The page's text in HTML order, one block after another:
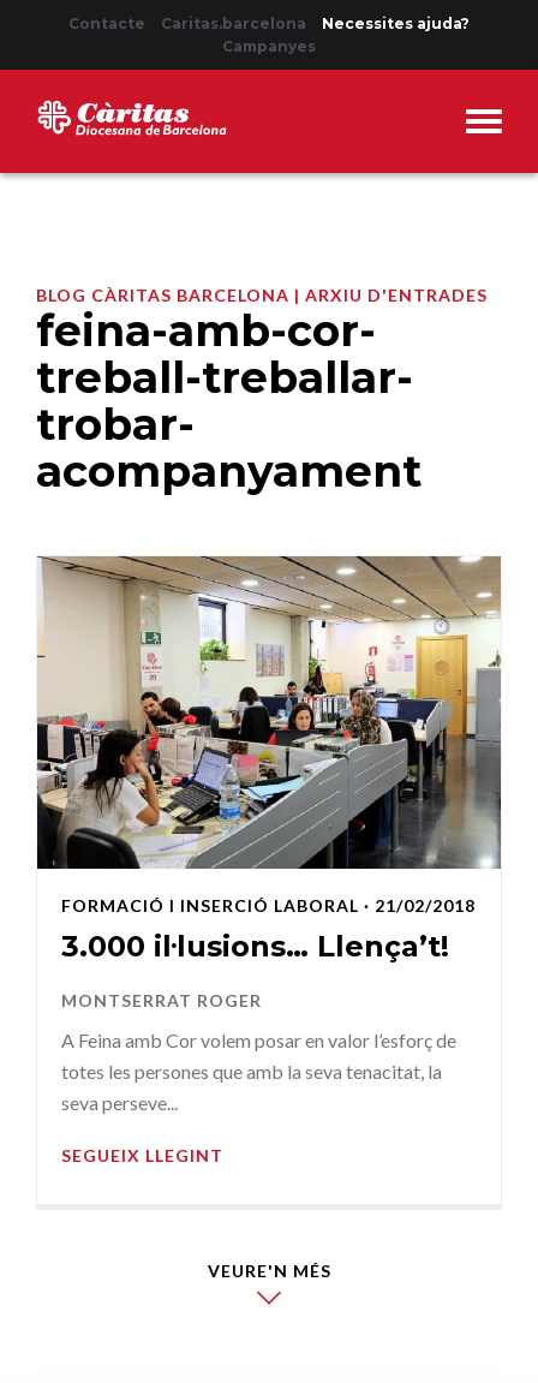
Contacte Caritas.barcelona
Necessites ajuda?
Campanyes
BLOG CÀRITAS BARCELONA | ARXIU D'ENTRADES
feina-amb-cor-
treball-treballar-
trobar-
acompanyament
FORMACIÓ I INSERCIÓ LABORAL · 21/02/2018
3.000 il·lusions… Llença’t!
MONTSERRAT ROGER
A Feina amb Cor volem posar en valor l’esforç de
totes les persones que amb la seva tenacitat, la
seva perseve...
SEGUEIX LLEGINT
VEURE'N MÉS